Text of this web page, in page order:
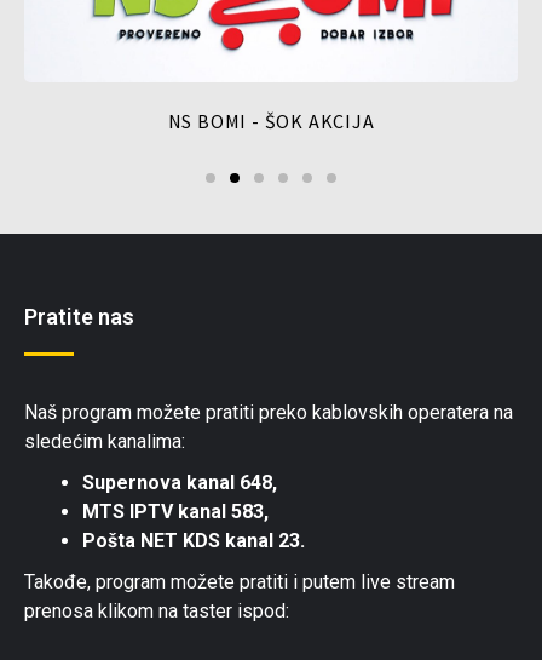
NS BOMI - ŠOK AKCIJA
Pratite nas
Naš program možete pratiti preko kablovskih operatera na
sledećim kanalima:
Supernova kanal 648,
MTS IPTV kanal 583,
Pošta NET KDS kanal 23.
Takođe, program možete pratiti i putem live stream
prenosa klikom na taster ispod: